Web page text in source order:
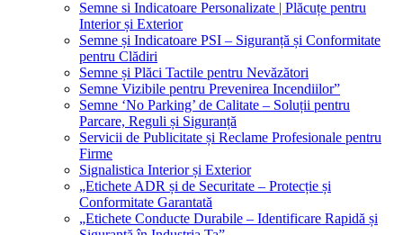
Semne si Indicatoare Personalizate | Plăcuțe pentru
Interior și Exterior
Semne și Indicatoare PSI – Siguranță și Conformitate
pentru Clădiri
Semne și Plăci Tactile pentru Nevăzători
Semne Vizibile pentru Prevenirea Incendiilor”
Semne ‘No Parking’ de Calitate – Soluții pentru
Parcare, Reguli și Siguranță
Servicii de Publicitate și Reclame Profesionale pentru
Firme
Signalistica Interior și Exterior
„Etichete ADR și de Securitate – Protecție și
Conformitate Garantată
„Etichete Conducte Durabile – Identificare Rapidă și